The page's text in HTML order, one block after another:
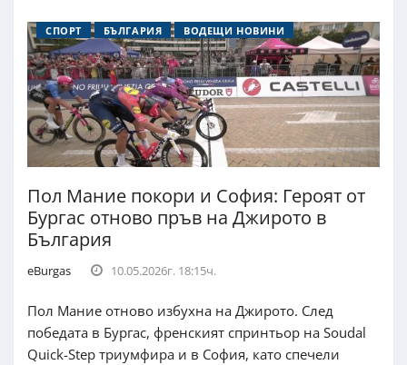
СПОРТ БЪЛГАРИЯ ВОДЕЩИ НОВИНИ
Пол Мание покори и София: Героят от
Бургас отново пръв на Джирото в
България
eBurgas 10.05.2026г. 18:15ч.
Пол Мание отново избухна на Джирото. След
победата в Бургас, френският спринтьор на Soudal
Quick-Step триумфира и в София, като спечели